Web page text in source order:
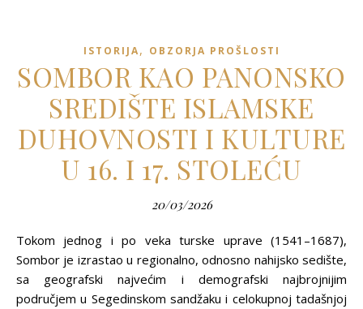
ISTORIJA, OBZORJA PROŠLOSTI
SOMBOR KAO PANONSKO
SREDIŠTE ISLAMSKE
DUHOVNOSTI I KULTURE
U 16. I 17. STOLEĆU
20/03/2026
Tokom jednog i po veka turske uprave (1541–1687),
Sombor je izrastao u regionalno, odnosno nahijsko sedište,
sa geografski najvećim i demografski najbrojnijim
područjem u Segedinskom sandžaku i celokupnoj tadašnjoj